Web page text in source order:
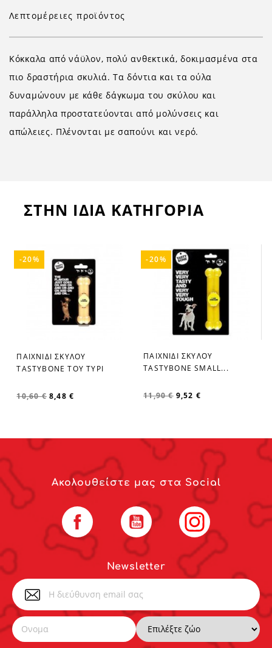
Λεπτομέρειες προϊόντος
Κόκκαλα από νάϋλον, πολύ ανθεκτικά, δοκιμασμένα στα
πιο δραστήρια σκυλιά. Τα δόντια και τα ούλα
δυναμώνουν με κάθε δάγκωμα του σκύλου και
παράλληλα προστατεύονται από μολύνσεις και
απώλειες. Πλένονται με σαπούνι και νερό.
ΣΤΗΝ ΙΔΙΑ ΚΑΤΗΓΟΡΙΑ
favorite_border
ΠΑΙΧΝΙΔΙ ΣΚΥΛΟΥ
TASTYBONE TOY ΤΥΡΙ
10,60 € 8,48 €
-20%
favorite_border
ΠΑΙΧΝΙΔΙ ΣΚΥΛΟΥ
TASTYBONE SMALL...
11,90 € 9,52 €
-20%
Newsletter
Ακολουθείστε μας στα Social
Facebook YouTube Instagram